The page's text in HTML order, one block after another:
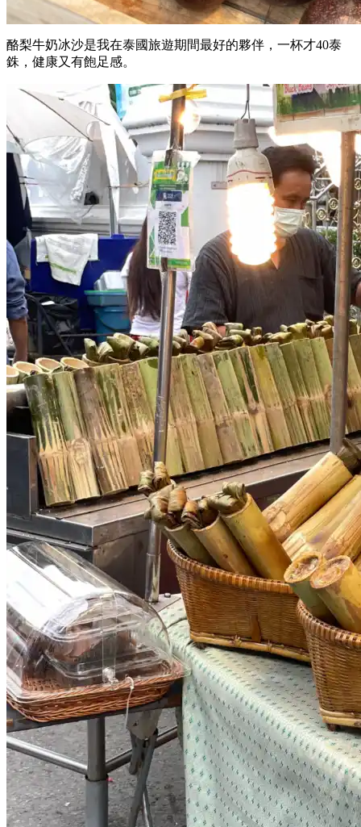
酪梨牛奶冰沙是我在泰國旅遊期間最好的夥伴，一杯才40泰
銖，健康又有飽足感。